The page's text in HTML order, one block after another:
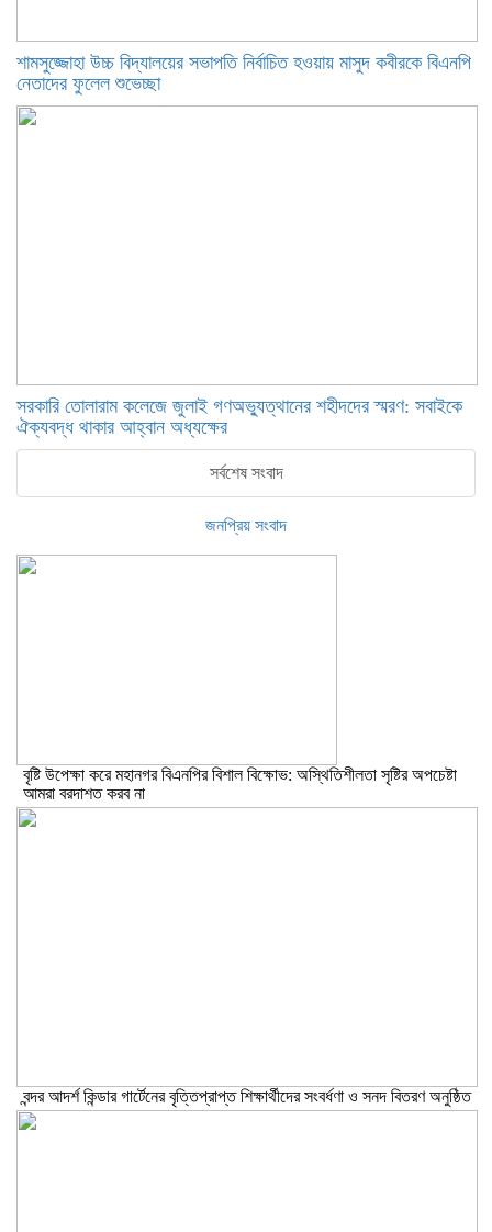
শামসুজ্জোহা উচ্চ বিদ্যালয়ের সভাপতি নির্বাচিত হওয়ায় মাসুদ কবীরকে বিএনপি
নেতাদের ফুলেল শুভেচ্ছা
সরকারি তোলারাম কলেজে জুলাই গণঅভ্যুত্থানের শহীদদের স্মরণ: সবাইকে
ঐক্যবদ্ধ থাকার আহ্বান অধ্যক্ষের
সর্বশেষ সংবাদ
জনপ্রিয় সংবাদ
বৃষ্টি উপেক্ষা করে মহানগর বিএনপির বিশাল বিক্ষোভ: অস্থিতিশীলতা সৃষ্টির অপচেষ্টা
আমরা বরদাশত করব না
বন্দর আদর্শ কিন্ডার গার্টেনের বৃত্তিপ্রাপ্ত শিক্ষার্থীদের সংবর্ধণা ও সনদ বিতরণ অনুষ্ঠিত